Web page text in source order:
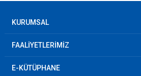
KURUMSAL
FAALİYETLERİMİZ
E-KÜTÜPHANE